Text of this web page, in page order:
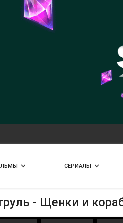
СЕРИАЛЫ
- Щенки и